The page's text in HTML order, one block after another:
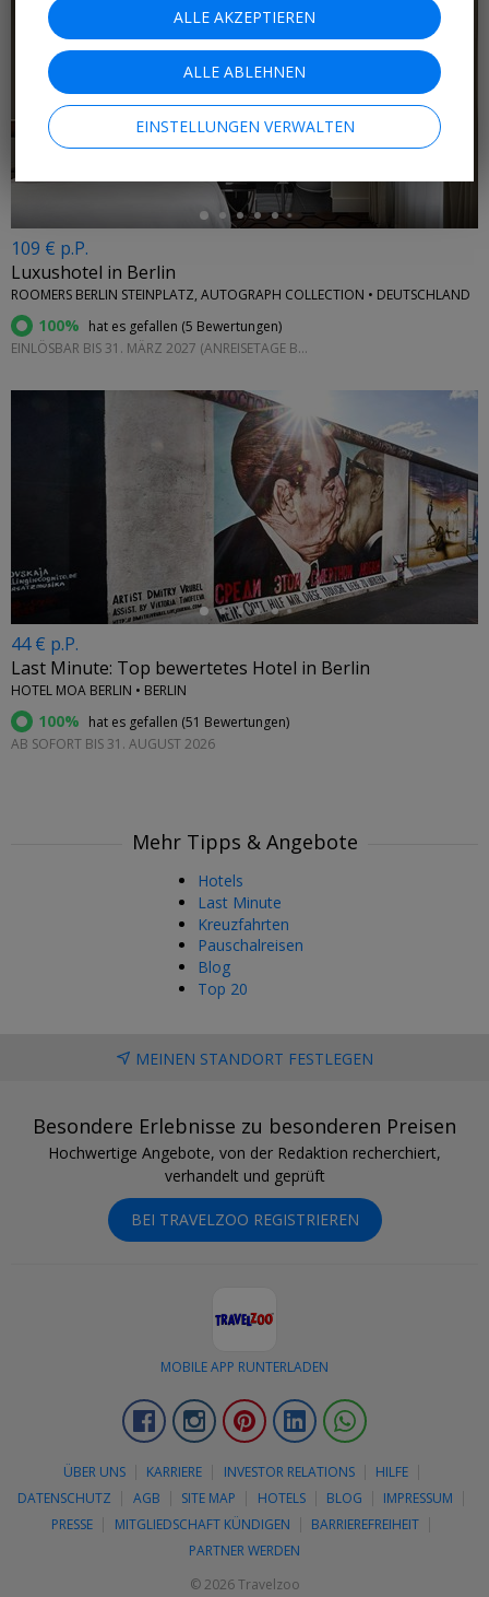
←
109 € p.P.
Luxushotel in Berlin
ROOMERS BERLIN STEINPLATZ, AUTOGRAPH COLLECTION • DEUTSCHLAND
100% hat es gefallen (5 Bewertungen)
EINLÖSBAR BIS 31. MÄRZ 2027 (ANREISETAGE BEACHTEN)
44 € p.P.
Last Minute: Top bewertetes Hotel in Berlin
HOTEL MOA BERLIN • BERLIN
100% hat es gefallen (51 Bewertungen)
AB SOFORT BIS 31. AUGUST 2026
Mehr Tipps & Angebote
Hotels
Last Minute
Kreuzfahrten
Pauschalreisen
Blog
Top 20
MEINEN STANDORT FESTLEGEN
Besondere Erlebnisse zu besonderen Preisen
Hochwertige Angebote, von der Redaktion recherchiert,
verhandelt und geprüft
BEI TRAVELZOO REGISTRIEREN
MOBILE APP RUNTERLADEN
FacebookInstagramPinterestLinkedIn
ÜBER UNS KARRIERE INVESTOR RELATIONS
HILFE
DATENSCHUTZ
AGB SITE MAP HOTELS BLOG
IMPRESSUM
PRESSE
MITGLIEDSCHAFT KÜNDIGEN
BARRIEREFREIHEIT
PARTNER WERDEN
© 2026 Travelzoo
ALLE AKZEPTIEREN
ALLE ABLEHNEN
EINSTELLUNGEN VERWALTEN